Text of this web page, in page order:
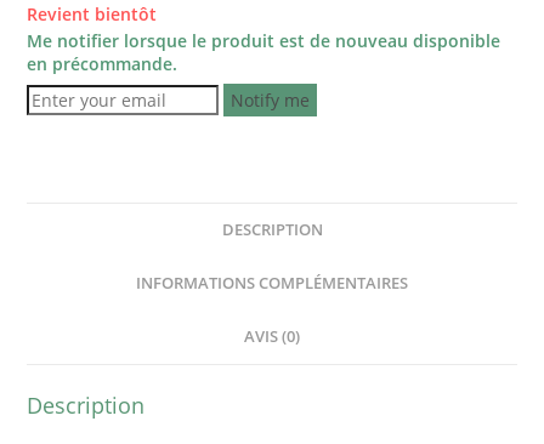
Revient bientôt
Me notifier lorsque le produit est de nouveau disponible
en précommande.
Notify me
DESCRIPTION
INFORMATIONS COMPLÉMENTAIRES
AVIS (0)
Description